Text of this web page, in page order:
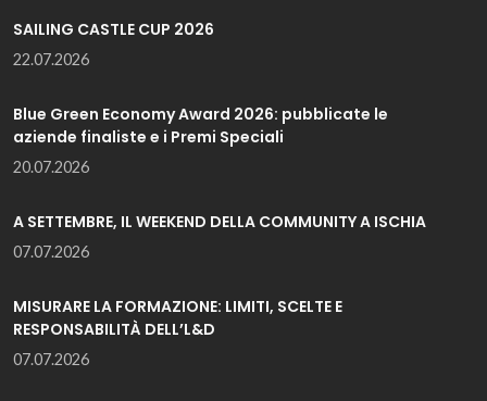
SAILING CASTLE CUP 2026
22.07.2026
Blue Green Economy Award 2026: pubblicate le
aziende finaliste e i Premi Speciali
20.07.2026
A SETTEMBRE, IL WEEKEND DELLA COMMUNITY A ISCHIA
07.07.2026
MISURARE LA FORMAZIONE: LIMITI, SCELTE E
RESPONSABILITÀ DELL’L&D
07.07.2026